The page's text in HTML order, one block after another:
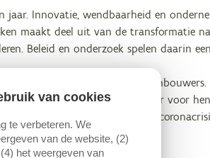
Innovatie, wendbaarheid en
maakt deel uit van de transformatie
Beleid en onderzoek spelen daarin
van dynamische land- en
zich gespecialiseerd? Wat is er voor
Hoe hebben ze de
van de sector.
van cookies
te verbeteren. We
van de website, (2)
het weergeven van